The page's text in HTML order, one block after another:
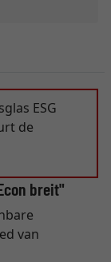
ESG
de
breit"
van